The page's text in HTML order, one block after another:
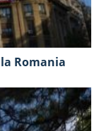
Romania